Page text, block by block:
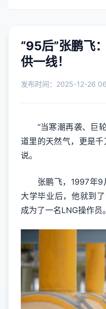
“95后”张鹏飞
供一线！
发布时间：2025-12-26
“当寒潮再袭、巨轮
道里的天然气，更是
说。
张鹏飞，1997年9
大学毕业后，他就到
成为了一名LNG操作员。